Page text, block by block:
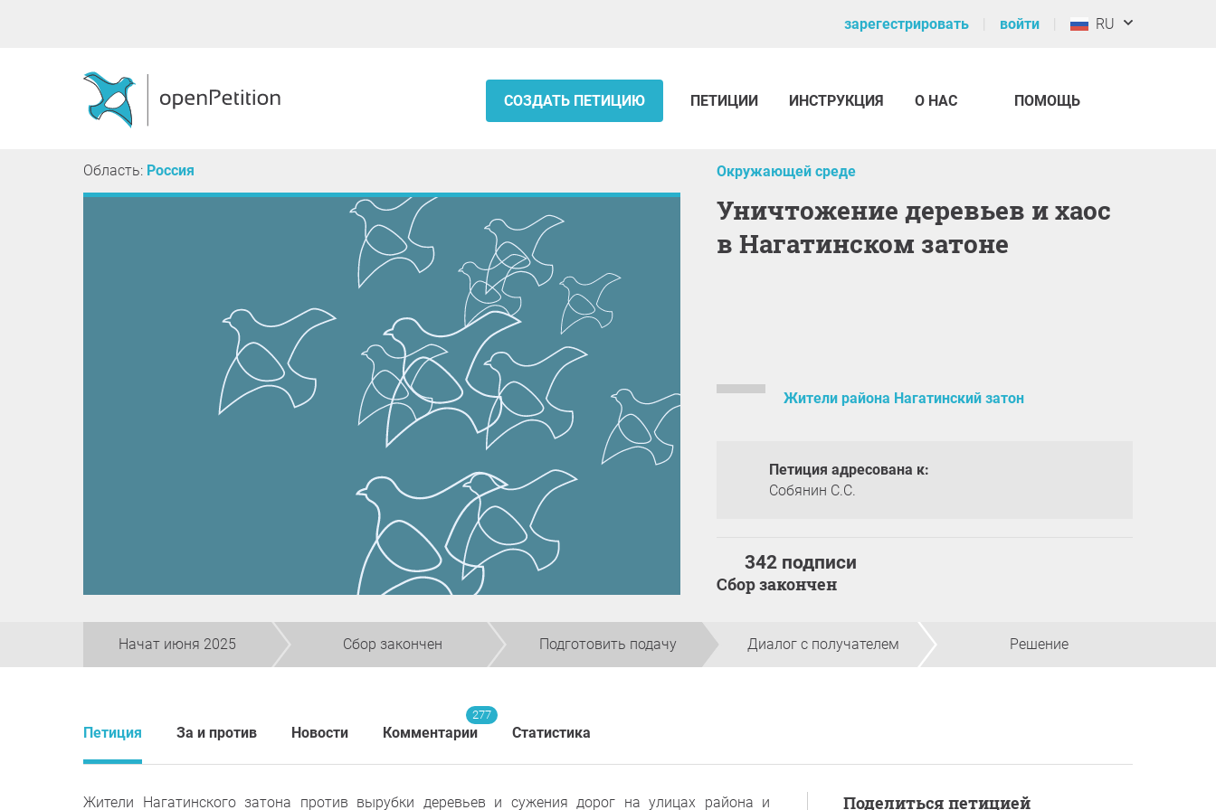
зарегестрировать войти RU
СОЗДАТЬ ПЕТИЦИЮ ПЕТИЦИИ ИНСТРУКЦИЯ О НАС ПОМОЩЬ
Область: Россия Окружающей среде
Уничтожение деревьев и хаос
в Нагатинском затоне
Жители района Нагатинский затон
Петиция адресована к:
Собянин С.С.
342 подписи
Сбор закончен
Начат июня 2025 Сбор закончен Подготовить подачу Диалог с получателем Решение
Петиция За и против Новости Комментарии
277
Статистика
Жители Нагатинского затона против вырубки деревьев и сужения дорог на улицах района и Поделиться петицией